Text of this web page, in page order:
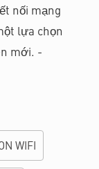
nối mạng
lựa chọn
mới. -
WIFI